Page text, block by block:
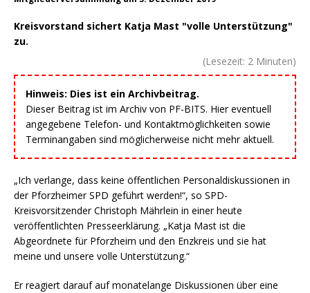
Kreisvorstand sichert Katja Mast "volle Unterstützung"
zu.
(Lesezeit: 2 Minuten)
Hinweis: Dies ist ein Archivbeitrag.
Dieser Beitrag ist im Archiv von PF-BITS. Hier eventuell
angegebene Telefon- und Kontaktmöglichkeiten sowie
Terminangaben sind möglicherweise nicht mehr aktuell.
„Ich verlange, dass keine öffentlichen Personaldiskussionen in
der Pforzheimer SPD geführt werden!“, so SPD-
Kreisvorsitzender Christoph Mährlein in einer heute
veröffentlichten Presseerklärung. „Katja Mast ist die
Abgeordnete für Pforzheim und den Enzkreis und sie hat
meine und unsere volle Unterstützung.“
Er reagiert darauf auf monatelange Diskussionen über eine